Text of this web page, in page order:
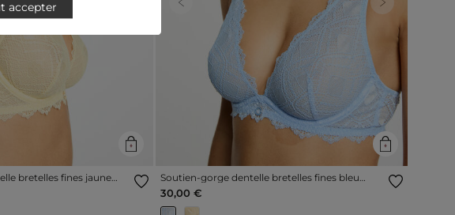
bretelles fines jaune
Previous Next
Soutien-gorge dentelle bretelles fines bleu
30,00 €
accepter